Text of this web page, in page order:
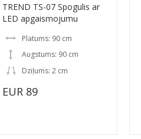
TREND TS-07 Spogulis ar
LED apgaismojumu
Platums: 90 cm
Augstums: 90 cm
Dziļums: 2 cm
EUR 89